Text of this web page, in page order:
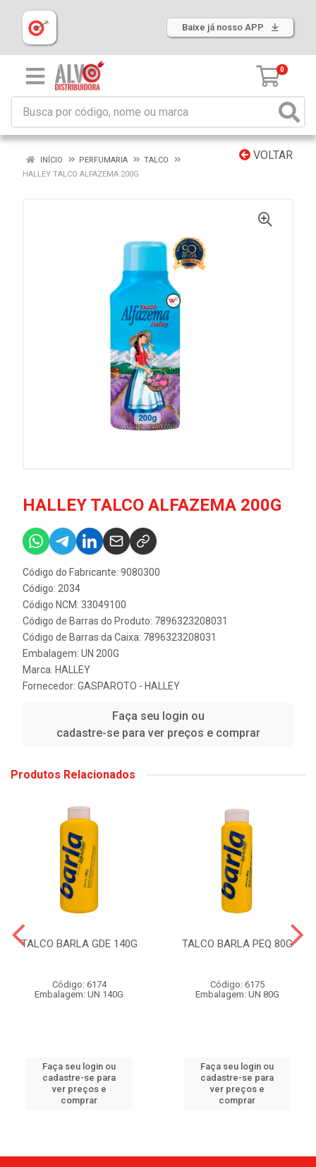
Baixe já nosso APP
0
VOLTAR
INÍCIO PERFUMARIA
TALCO
HALLEY TALCO ALFAZEMA 200G
HALLEY TALCO ALFAZEMA 200G
Código do Fabricante: 9080300
Código: 2034
Código NCM: 33049100
Código de Barras do Produto: 7896323208031
Código de Barras da Caixa: 7896323208031
Embalagem: UN 200G
Marca: HALLEY
Fornecedor: GASPAROTO - HALLEY
Faça seu login ou
cadastre-se para ver preços e comprar
Produtos Relacionados
TALCO BARLA GDE 140G
Código: 6174
Embalagem: UN 140G
Faça seu login ou
cadastre-se para
ver preços e
comprar
TALCO BARLA PEQ 80G
Código: 6175
Embalagem: UN 80G
Faça seu login ou
cadastre-se para
ver preços e
comprar